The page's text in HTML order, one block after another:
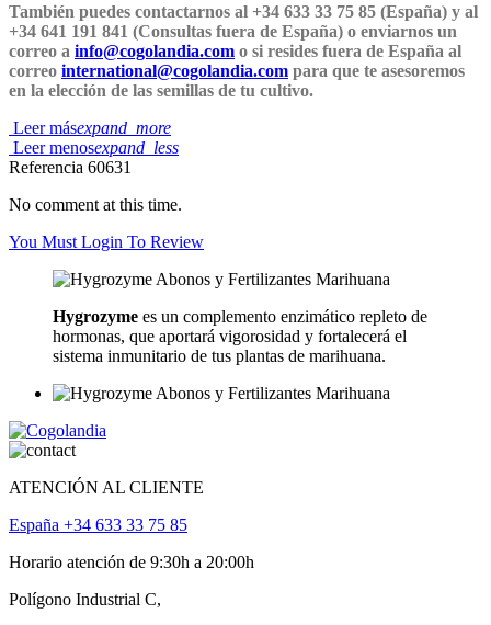
También puedes contactarnos al +34 633 33 75 85 (España) y al
+34 641 191 841 (Consultas fuera de España) o enviarnos un
correo a info@cogolandia.com o si resides fuera de España al
correo international@cogolandia.com para que te asesoremos
en la elección de las semillas de tu cultivo.
Leer másexpand_more
Leer menosexpand_less
Referencia 60631
No comment at this time.
You Must Login To Review
Hygrozyme es un complemento enzimático repleto de
hormonas, que aportará vigorosidad y fortalecerá el
sistema inmunitario de tus plantas de marihuana.
ATENCIÓN AL CLIENTE
España +34 633 33 75 85
Horario atención de 9:30h a 20:00h
Polígono Industrial C,